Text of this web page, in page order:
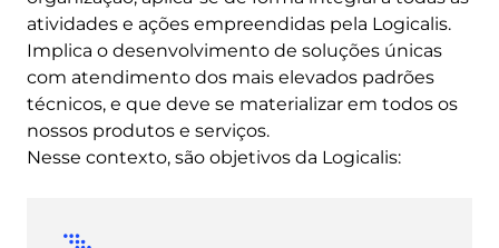
atividades e ações empreendidas pela Logicalis.
Implica o desenvolvimento de soluções únicas
com atendimento dos mais elevados padrões
técnicos, e que deve se materializar em todos os
nossos produtos e serviços.
Nesse contexto, são objetivos da Logicalis: